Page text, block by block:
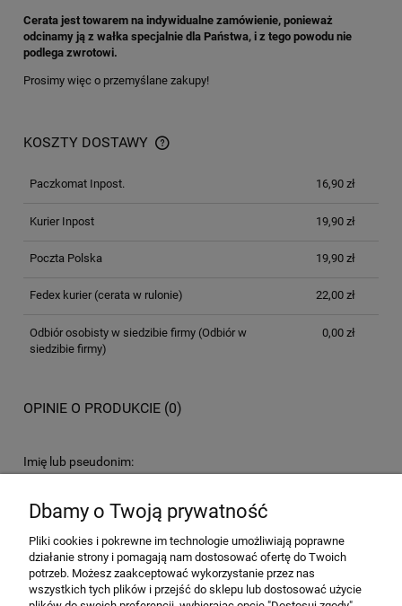
Cerata jest towarem na indywidualne zamówienie, ponieważ
odcinamy ją z wałka specjalnie dla Państwa, i z tego powodu nie
podlega zwrotowi.
Prosimy więc o przemyślane zakupy!
KOSZTY DOSTAWY
Paczkomat Inpost. 16,90 zł
Kurier Inpost 19,90 zł
Poczta Polska 19,90 zł
Fedex kurier(cerata w rulonie) 22,00 zł
Odbiór osobisty w siedzibie firmy(Odbiór w
siedzibie firmy)
0,00 zł
OPINIE O PRODUKCIE (0)
Imię lub pseudonim:
Dbamy o Twoją prywatność
Pliki cookies i pokrewne im technologie umożliwiają poprawne
działanie strony i pomagają nam dostosować ofertę do Twoich
potrzeb. Możesz zaakceptować wykorzystanie przez nas
wszystkich tych plików i przejść do sklepu lub dostosować użycie